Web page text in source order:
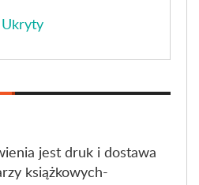
Ukryty
jest druk i dostawa
książkowych-